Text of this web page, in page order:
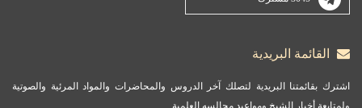
القائمة البريدية
اشترك بقائمتنا البريدية لتصلك آخر الدروس والمحاضرات والمواد المرئية والصوتية
ولمتابعة أخبار الشيخ ومواعيد مجالسه العلمية.